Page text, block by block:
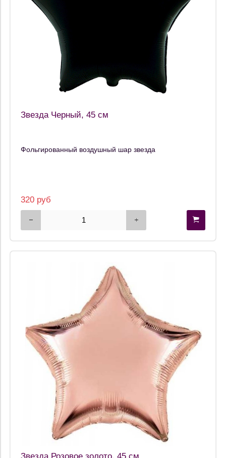
Звезда Черный, 45 см
Фольгированный воздушный шар звезда
320 руб